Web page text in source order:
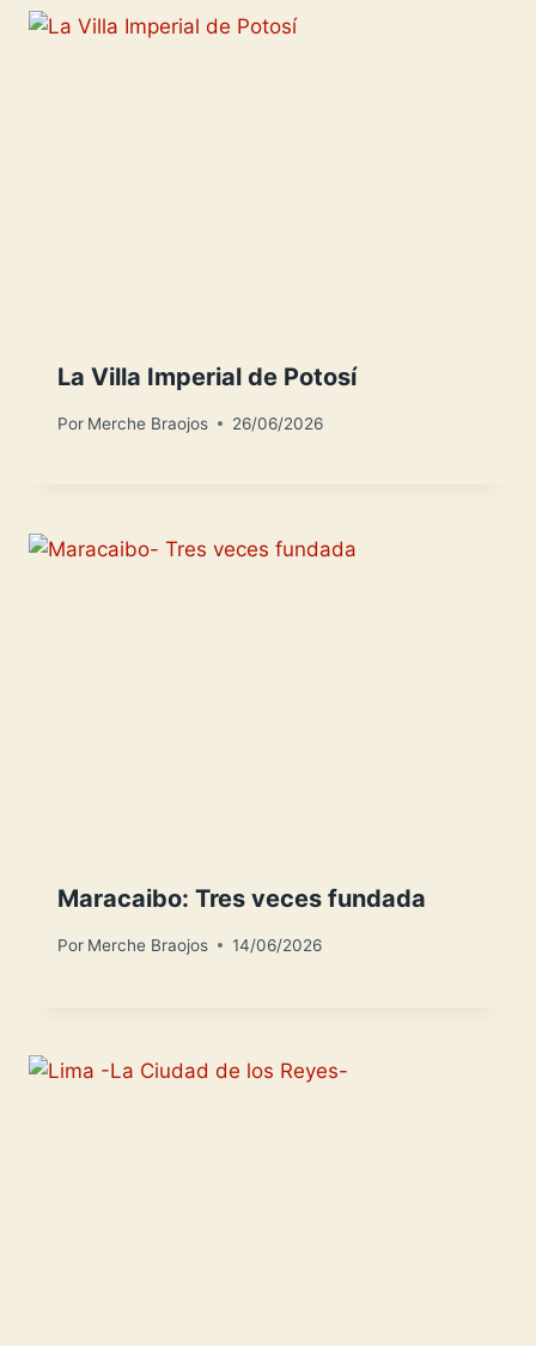
La Villa Imperial de Potosí
Por Merche Braojos 26/06/2026
Maracaibo: Tres veces fundada
Por Merche Braojos 14/06/2026